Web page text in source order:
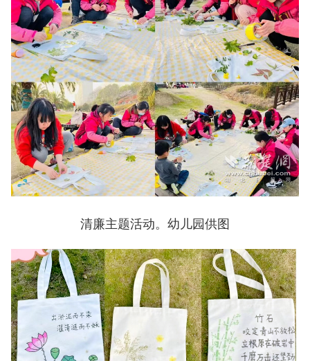
清廉主题活动。幼儿园供图